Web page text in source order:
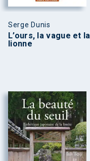
Serge Dunis
L’ours, la vague et la
lionne